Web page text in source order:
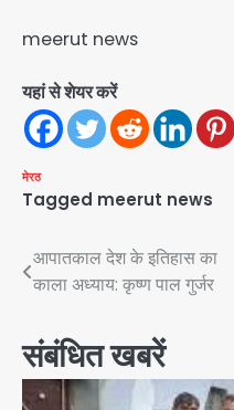
meerut news
यहां से शेयर करें
मेरठ
Tagged meerut news
Post
navigation
आपातकाल देश के इतिहास का
काला अध्याय: कृष्ण पाल गुर्जर
संबंधित खबरें